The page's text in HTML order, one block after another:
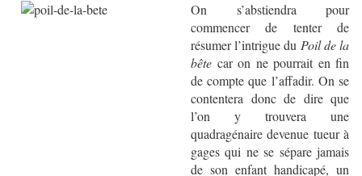
On s’abstiendra pour
commencer de tenter de
résumer l’intrigue du Poil de la
bête car on ne pourrait en fin
de compte que l’affadir. On se
contentera donc de dire que
l’on y trouvera une
quadragénaire devenue tueur à
gages qui ne se sépare jamais
de son enfant handicapé, un